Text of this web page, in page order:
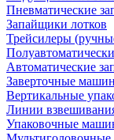
Пневматические
Запайщики лотков
Трейсилеры
Автоматические
Заверточные
Вертикальные
Линии
Упаковочные